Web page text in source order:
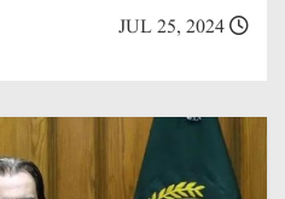
JUL 25, 2024